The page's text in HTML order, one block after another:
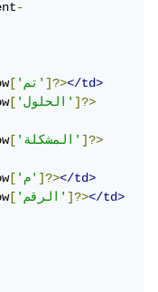
-
[ 'تم']?></td>
[ 'الحلول']?>
[ 'المشكلة']?>
[ 'م']?></td>
[ 'الرقم']?></td>